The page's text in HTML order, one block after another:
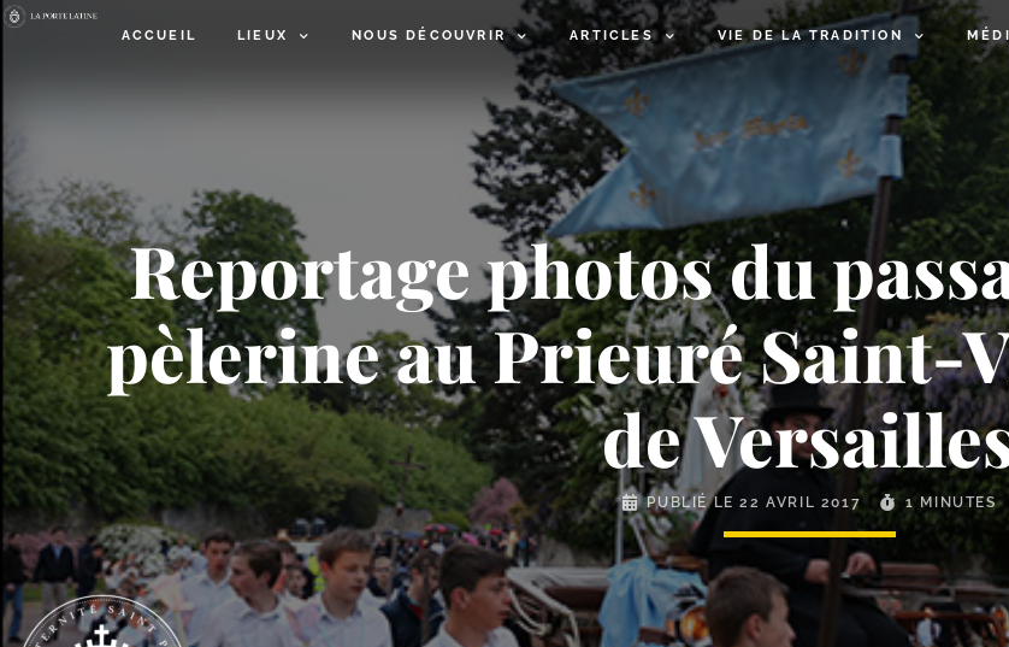
ACCUEIL LIEUX NOUS DÉCOUVRIR ARTICLES VIE DE LA TRADITION
Reportage photos du
pèlerine au Prieuré Saint-​
de
PUBLIÉ LE22 AVRIL 2017 1 MINUTES